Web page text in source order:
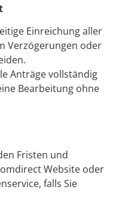
Einreichung aller
Verzögerungen oder
Anträge vollständig
Bearbeitung ohne
Fristen und
Website oder
falls Sie